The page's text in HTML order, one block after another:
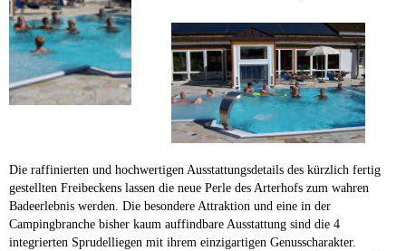
Die raffinierten und hochwertigen Ausstattungsdetails des kürzlich fertig
gestellten Freibeckens lassen die neue Perle des Arterhofs zum wahren
Badeerlebnis werden. Die besondere Attraktion und eine in der
Campingbranche bisher kaum auffindbare Ausstattung sind die 4
integrierten Sprudelliegen mit ihrem einzigartigen Genusscharakter.